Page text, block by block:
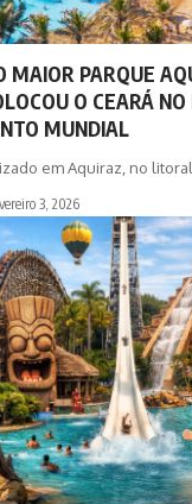
MAIOR PARQUE
O CEARÁ
MUNDIAL
em Aquiraz, no
3, 2026